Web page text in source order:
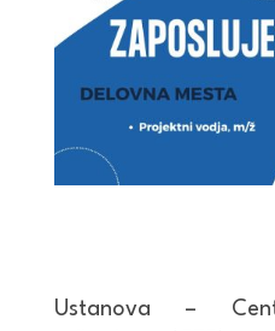
Ustanova –